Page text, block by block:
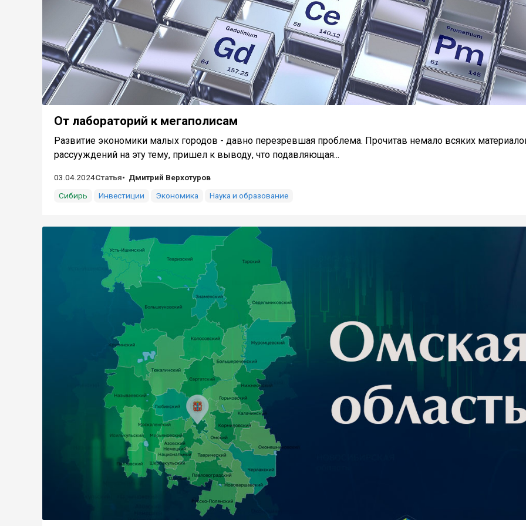
От лабораторий к мегаполисам
Развитие экономики малых городов - давно перезревшая проблема. Прочитав немало всяких
рассууждений на эту тему, пришел к выводу, что подавляющая...
03.04.2024Статья
Дмитрий Верхотуров
Сибирь
Инвестиции Экономика Наука и образование